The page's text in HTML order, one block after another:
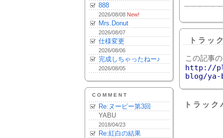
888
2026/08/08 New!
Mrs.Donut
2026/08/07
仕様変更
2026/08/06
完成しちゃったねー♪
2026/08/05
COMMENT
Re:ヌーピー第3回
YABU
2018/04/23
Re:紅白の結果
トラッ
この記事
http://
blog/ya-
トラッ